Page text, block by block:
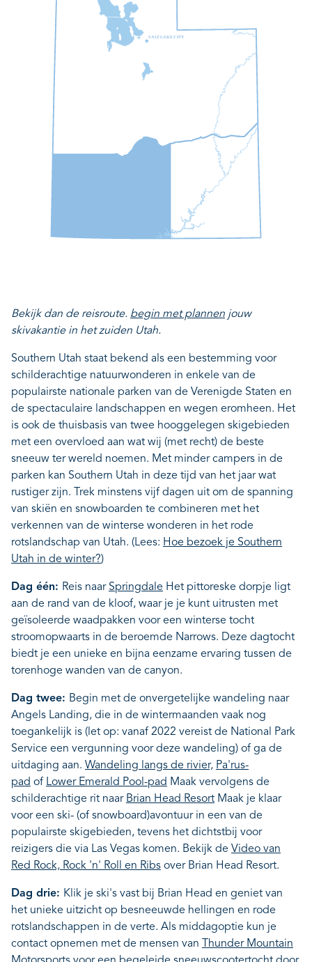
SA LT LA KEC ITY
Bekijk dan de reisroute. begin met plannen jouw
skivakantie in het zuiden Utah.
Southern Utah staat bekend als een bestemming voor
schilderachtige natuurwonderen in enkele van de
populairste nationale parken van de Verenigde Staten en
de spectaculaire landschappen en wegen eromheen. Het
is ook de thuisbasis van twee hooggelegen skigebieden
met een overvloed aan wat wij (met recht) de beste
sneeuw ter wereld noemen. Met minder campers in de
parken kan Southern Utah in deze tijd van het jaar wat
rustiger zijn. Trek minstens vijf dagen uit om de spanning
van skiën en snowboarden te combineren met het
verkennen van de winterse wonderen in het rode
rotslandschap van Utah. (Lees: Hoe bezoek je Southern
Utah in de winter?)
Dag één: Reis naar Springdale Het pittoreske dorpje ligt
aan de rand van de kloof, waar je je kunt uitrusten met
geïsoleerde waadpakken voor een winterse tocht
stroomopwaarts in de beroemde Narrows. Deze dagtocht
biedt je een unieke en bijna eenzame ervaring tussen de
torenhoge wanden van de canyon.
Dag twee: Begin met de onvergetelijke wandeling naar
Angels Landing, die in de wintermaanden vaak nog
toegankelijk is (let op: vanaf 2022 vereist de National Park
Service een vergunning voor deze wandeling) of ga de
uitdaging aan. Wandeling langs de rivier, Pa'rus-
pad of Lower Emerald Pool-pad Maak vervolgens de
schilderachtige rit naar Brian Head Resort Maak je klaar
voor een ski- (of snowboard)avontuur in een van de
populairste skigebieden, tevens het dichtstbij voor
reizigers die via Las Vegas komen. Bekijk de Video van
Red Rock, Rock 'n' Roll en Ribs over Brian Head Resort.
Dag drie: Klik je ski's vast bij Brian Head en geniet van
het unieke uitzicht op besneeuwde hellingen en rode
rotslandschappen in de verte. Als middagoptie kun je
contact opnemen met de mensen van
Thunder Mountain